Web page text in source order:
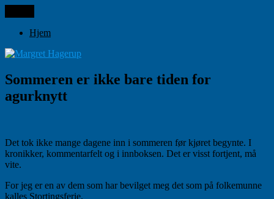
til
innhold
Margret Hagerup
Hjem
Sommeren er ikke bare tiden for
agurknytt
Det tok ikke mange dagene inn i sommeren før kjøret begynte. I
kronikker, kommentarfelt og i innboksen. Det er visst fortjent, må
vite.
For jeg er en av dem som har bevilget meg det som på folkemunne
kalles Stortingsferie.